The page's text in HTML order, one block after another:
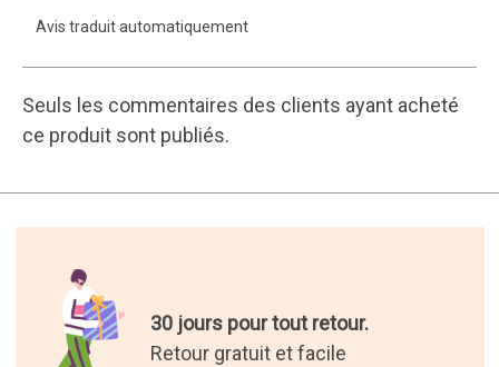
Avis traduit automatiquement
Seuls les commentaires des clients ayant acheté
ce produit sont publiés.
30 jours pour tout retour.
Retour gratuit et facile